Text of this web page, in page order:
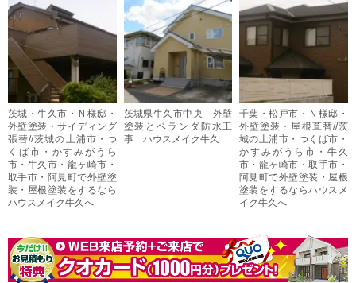
茨城・牛久市・Ｎ様邸・
外壁塗装・サイディング
張替//茨城の土浦市・つ
くば市・かすみがうら
市・牛久市・龍ヶ崎市・
取手市・阿見町で外壁塗
装・屋根塗装をするなら
ハウスメイク牛久へ
茨城県牛久市中央 外壁
塗装とベランダ防水工
事 ハウスメイク牛久
千葉・松戸市・Ｎ様邸・
外壁塗装・屋根葺替//茨
城の土浦市・つくば市・
かすみがうら市・牛久
市・龍ヶ崎市・取手市・
阿見町で外壁塗装・屋根
塗装をするならハウスメ
イク牛久へ